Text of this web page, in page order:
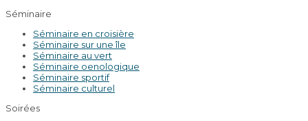
Séminaire
Séminaire en croisière
Séminaire sur une île
Séminaire au vert
Séminaire oenologique
Séminaire sportif
Séminaire culturel
Soirées